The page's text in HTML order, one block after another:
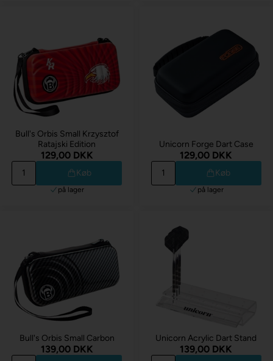
Bull's Orbis Small Krzysztof
Ratajski Edition
129,00 DKK
Køb
på lager
Unicorn Forge Dart Case
129,00 DKK
Køb
på lager
Bull's Orbis Small Carbon
139,00 DKK
Unicorn Acrylic Dart Stand
139,00 DKK